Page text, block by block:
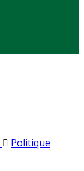
surPublié
Politique